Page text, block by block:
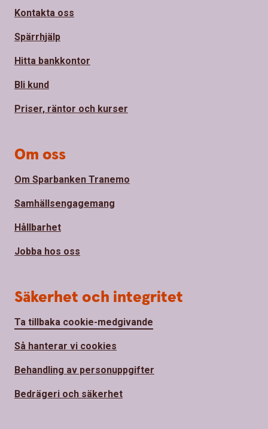
Kontakta oss
Spärrhjälp
Hitta bankkontor
Bli kund
Priser, räntor och kurser
Om oss
Om Sparbanken Tranemo
Samhällsengagemang
Hållbarhet
Jobba hos oss
Säkerhet och integritet
Ta tillbaka cookie-medgivande
Så hanterar vi cookies
Behandling av personuppgifter
Bedrägeri och säkerhet